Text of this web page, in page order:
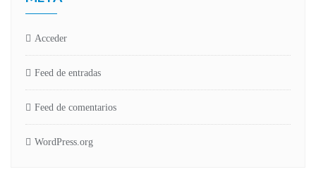
Acceder
Feed de entradas
Feed de comentarios
WordPress.org